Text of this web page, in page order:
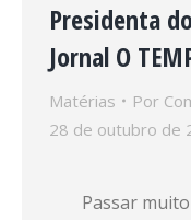
Presidenta
Jornal O
Matérias Por
28 de outubro de
Passar